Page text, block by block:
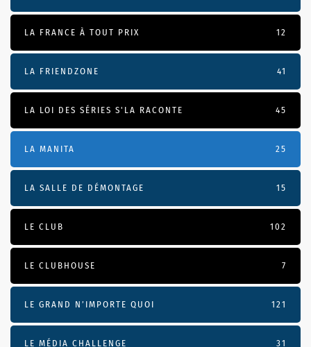
LA FRANCE À TOUT PRIX 12
LA FRIENDZONE 41
LA LOI DES SÉRIES S'LA RACONTE 45
LA MANITA 25
LA SALLE DE DÉMONTAGE 15
LE CLUB 102
LE CLUBHOUSE 7
LE GRAND N’IMPORTE QUOI 121
LE MÉDIA CHALLENGE 31